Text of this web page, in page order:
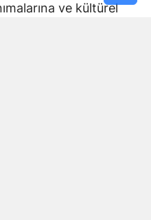
ve kültürel